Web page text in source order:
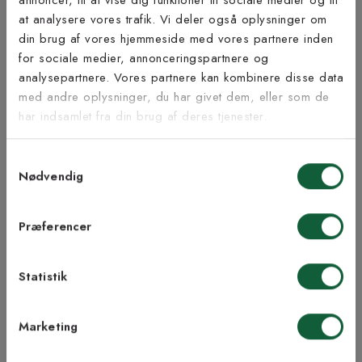
at analysere vores trafik. Vi deler også oplysninger om
din brug af vores hjemmeside med vores partnere inden
for sociale medier, annonceringspartnere og
analysepartnere. Vores partnere kan kombinere disse data
med andre oplysninger, du har givet dem, eller som de
har indsamlet fra din brug af deres tjenester.
Nødvendig
Præferencer
Statistik
Marketing
Inspiration fra @kilandsofficial
Tilmeld dig vores
nyhedsbrev
Vær blandt de første til at modtage vores tilbud,
tips og nyheder.
Samtykke til Kilands vilkår
modtage nyhedsbreve fra Kilands